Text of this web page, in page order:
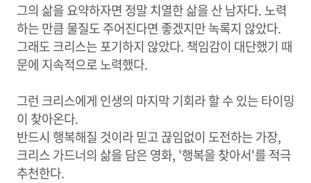
그의 삶을 요약하자면 정말 치열한 삶을 산 남자다. 노력
하는 만큼 물질도 주어진다면 좋겠지만 녹록지 않았다.
그래도 크리스는 포기하지 않았다. 책임감이 대단했기 때
문에 지속적으로 노력했다.
그런 크리스에게 인생의 마지막 기회라 할 수 있는 타이밍
이 찾아온다.
반드시 행복해질 것이라 믿고 끊임없이 도전하는 가장,
크리스 가드너의 삶을 담은 영화, '행복을 찾아서'를 적극
추천한다.